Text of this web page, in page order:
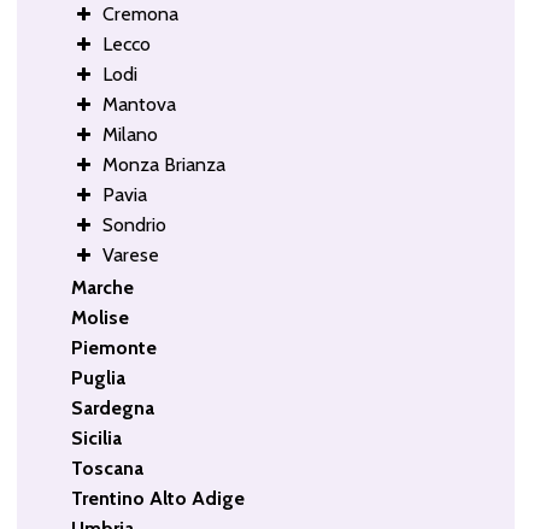
Cremona
Lecco
Lodi
Mantova
Milano
Monza Brianza
Pavia
Sondrio
Varese
Marche
Molise
Piemonte
Puglia
Sardegna
Sicilia
Toscana
Trentino Alto Adige